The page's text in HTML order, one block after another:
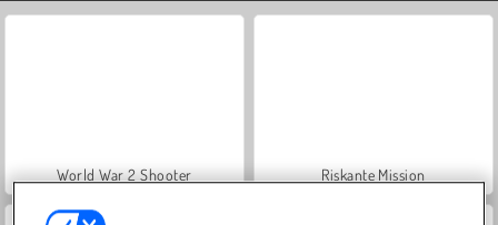
World War 2 Shooter Riskante Mission